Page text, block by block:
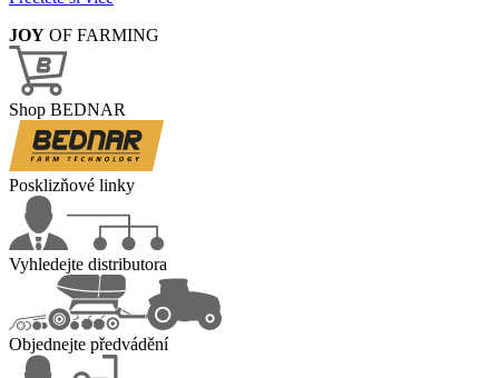
JOY OF FARMING
Shop BEDNAR
Posklizňové linky
Vyhledejte distributora
Objednejte předvádění